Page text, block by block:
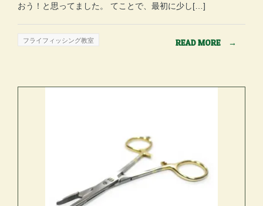
おう！と思ってました。 てことで、最初に少し[…]
フライフィッシング教室 READ MORE →